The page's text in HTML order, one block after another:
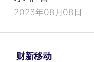
2026年08月08日
财新移动